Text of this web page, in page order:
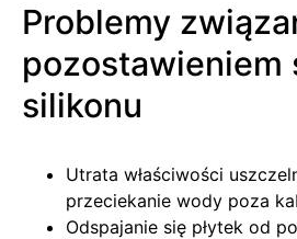
Problemy
pozostawieniem
silikonu
Utrata właściwości
przeciekanie wody poza
Odspajanie się płytek od